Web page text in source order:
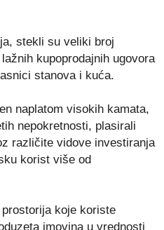
stekli su veliki broj
kupoprodajnih ugovora
stanova i kuća.
naplatom visokih kamata,
nepokretnosti, plasirali
različite vidove investiranja
korist više od
koje koriste
imovina u vrednosti